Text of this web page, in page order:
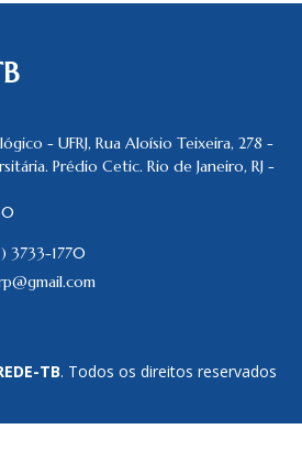
- UFRJ, Rua Aloísio Teixeira, 278 -
Prédio Cetic. Rio de Janeiro, RJ -
3733-1770
TB. Todos os direitos reservados